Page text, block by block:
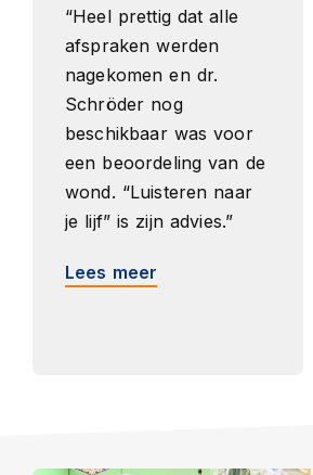
“Heel prettig dat alle
afspraken werden
nagekomen en dr.
Schröder nog
beschikbaar was voor
een beoordeling van de
wond. “Luisteren naar
je lijf” is zijn advies.”
Lees meer